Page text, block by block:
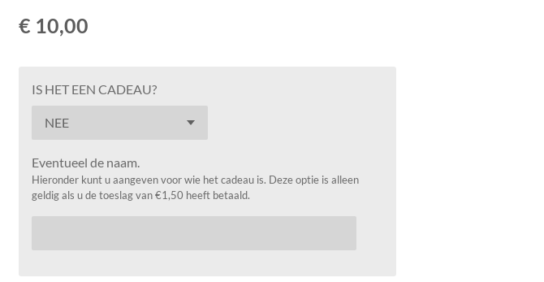
€ 10,00
IS HET EEN CADEAU?
Eventueel de naam.
Hieronder kunt u aangeven voor wie het cadeau is. Deze optie is alleen
geldig als u de toeslag van €1,50 heeft betaald.